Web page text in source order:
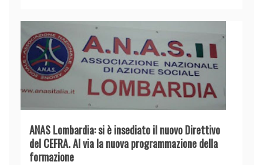
ANAS Lombardia: si è insediato il nuovo Direttivo
del CEFRA. Al via la nuova programmazione della
formazione ​